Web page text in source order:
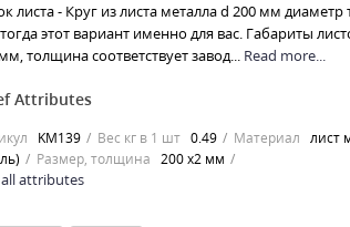
листа - Круг из листа металла d 200 мм
этот вариант именно для вас. Габариты
толщина соответствует завод... Read more...
Attributes
KM139 Вес кг в 1 шт 0.49 Материал лист
Размер, толщина 200 х2 мм
all attributes